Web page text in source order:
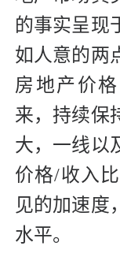
的事实呈现
如人意的两
房地产价
来，持续保
大，一线以
价格/收入
见的加速度
水平。